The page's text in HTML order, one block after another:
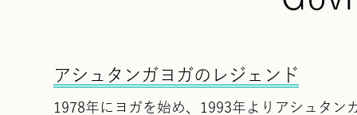
アシュタンガヨガのレジェンド
1978年にヨガを始め、1993年よりアシュタン